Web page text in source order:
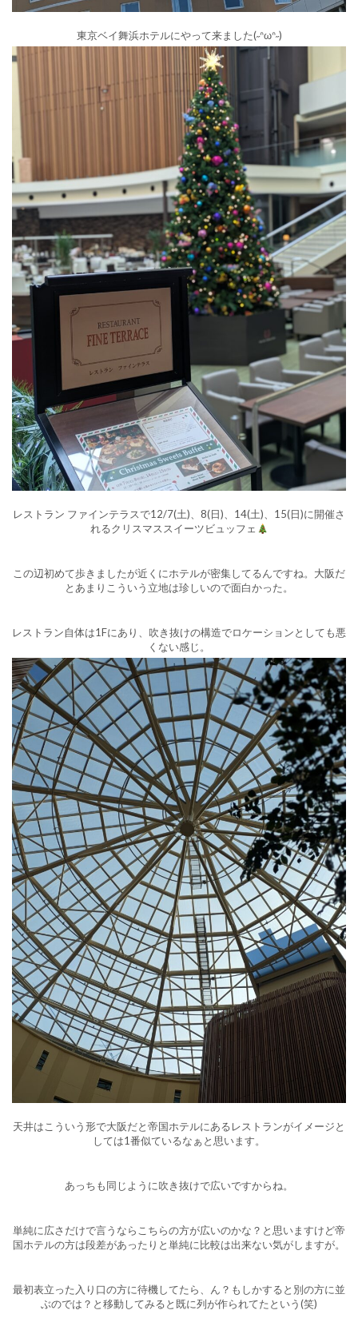
東京ベイ舞浜ホテルにやって来ました(˶ᐢωᐢ˶)
レストラン ファインテラスで12/7(土)、8(日)、14(土)、15(日)に開催さ
れるクリスマススイーツビュッフェ
この辺初めて歩きましたが近くにホテルが密集してるんですね。大阪だ
とあまりこういう立地は珍しいので面白かった。
レストラン自体は1Fにあり、吹き抜けの構造でロケーションとしても悪
くない感じ。
天井はこういう形で大阪だと帝国ホテルにあるレストランがイメージと
しては1番似ているなぁと思います。
あっちも同じように吹き抜けで広いですからね。
単純に広さだけで言うならこちらの方が広いのかな？と思いますけど帝
国ホテルの方は段差があったりと単純に比較は出来ない気がしますが。
最初表立った入り口の方に待機してたら、ん？もしかすると別の方に並
ぶのでは？と移動してみると既に列が作られてたという(笑)